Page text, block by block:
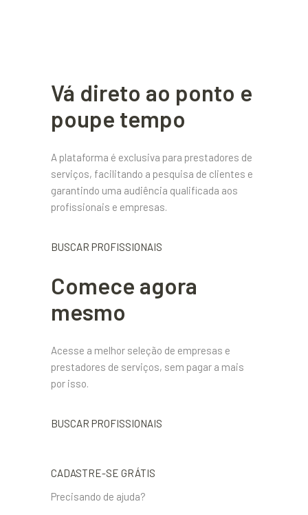
Vá direto ao ponto e
poupe tempo
A plataforma é exclusiva para prestadores de
serviços, facilitando a pesquisa de clientes e
garantindo uma audiência qualificada aos
profissionais e empresas.
BUSCAR PROFISSIONAIS
Comece agora
mesmo
Acesse a melhor seleção de empresas e
prestadores de serviços, sem pagar a mais
por isso.
BUSCAR PROFISSIONAIS
CADASTRE-SE GRÁTIS
Precisando de ajuda?